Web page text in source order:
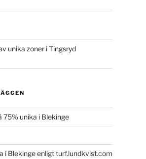
unika zoner i Tingsryd
75% unika i Blekinge
i Blekinge enligt turf.lundkvist.com